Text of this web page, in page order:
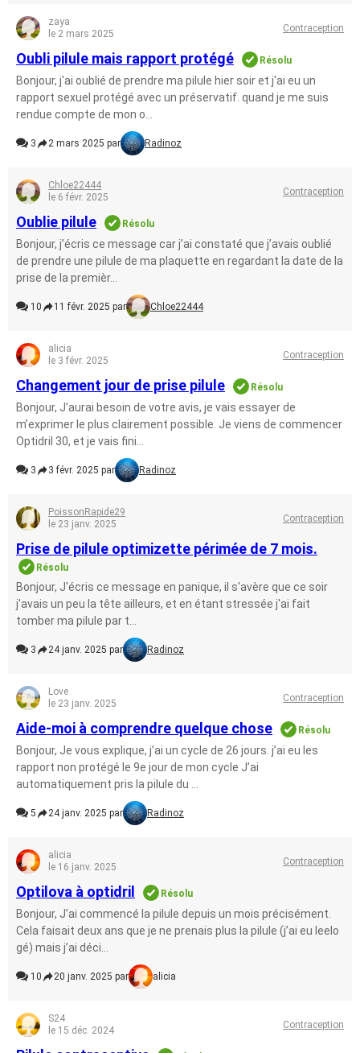
zaya
le 2 mars 2025
Contraception
Oubli pilule mais rapport protégé Résolu
Bonjour, j'ai oublié de prendre ma pilule hier soir et j'ai eu un
rapport sexuel protégé avec un préservatif. quand je me suis
rendue compte de mon o...
3 2 mars 2025 par Radinoz
Chloe22444
le 6 févr. 2025
Contraception
Oublie pilule Résolu
Bonjour, j’écris ce message car j’ai constaté que j’avais oublié
de prendre une pilule de ma plaquette en regardant la date de la
prise de la premièr...
10 11 févr. 2025 par Chloe22444
alicia
le 3 févr. 2025
Contraception
Changement jour de prise pilule Résolu
Bonjour, J’aurai besoin de votre avis, je vais essayer de
m’exprimer le plus clairement possible. Je viens de commencer
Optidril 30, et je vais fini...
3 3 févr. 2025 par Radinoz
PoissonRapide29
le 23 janv. 2025
Contraception
Prise de pilule optimizette périmée de 7 mois.
Résolu
Bonjour, J'écris ce message en panique, il s'avère que ce soir
j'avais un peu la tête ailleurs, et en étant stressée j'ai fait
tomber ma pilule par t...
3 24 janv. 2025 par Radinoz
Love
le 23 janv. 2025
Contraception
Aide-moi à comprendre quelque chose Résolu
Bonjour, Je vous explique, j’ai un cycle de 26 jours. j’ai eu les
rapport non protégé le 9e jour de mon cycle J’ai
automatiquement pris la pilule du ...
5 24 janv. 2025 par Radinoz
alicia
le 16 janv. 2025
Contraception
Optilova à optidril Résolu
Bonjour, J’ai commencé la pilule depuis un mois précisément.
Cela faisait deux ans que je ne prenais plus la pilule (j’ai eu leelo
gé) mais j’ai déci...
10 20 janv. 2025 par alicia
S24
le 15 déc. 2024
Contraception